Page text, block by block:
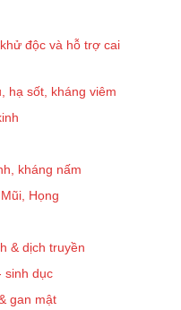
độc và hỗ trợ cai
hạ sốt, kháng viêm
kháng nấm
Họng
& dịch truyền
sinh dục
gan mật